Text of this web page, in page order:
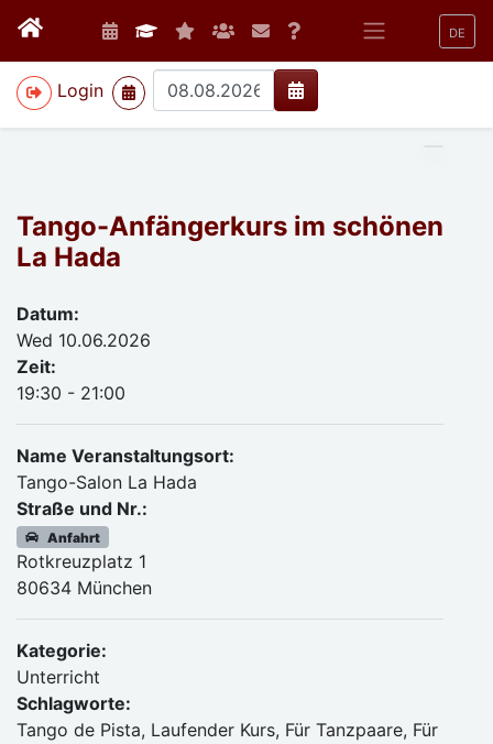
DE
Login
>
Tango-Anfängerkurs im schönen
La Hada
Datum:
Wed 10.06.2026
Zeit:
19:30 - 21:00
Name Veranstaltungsort:
Tango-Salon La Hada
Straße und Nr.:
Anfahrt
Rotkreuzplatz 1
80634 München
Kategorie:
Unterricht
Schlagworte:
Tango de Pista, Laufender Kurs, Für Tanzpaare, Für